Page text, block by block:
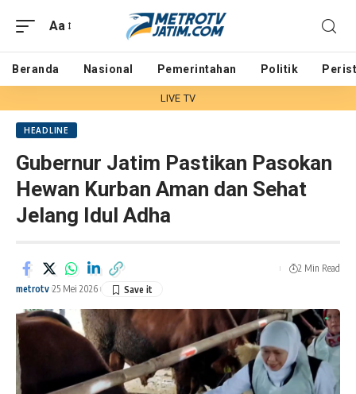
Aa
Beranda Nasional Pemerintahan Politik
LIVE TV
HEADLINE
Gubernur Jatim Pastikan Pasokan
Hewan Kurban Aman dan Sehat
Jelang Idul Adha
metrotv 25 Mei 2026
2 Min Read